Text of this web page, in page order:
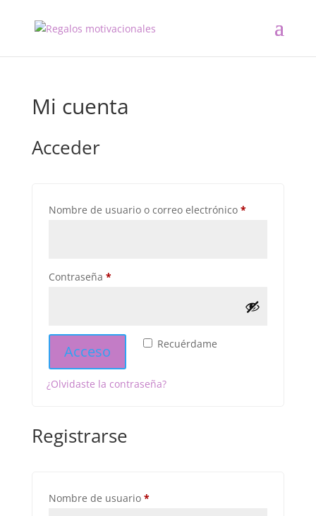
Mi cuenta
Acceder
Nombre de usuario o correo electrónico *Obligatorio
Contraseña *Obligatorio
Recuérdame
Acceso
¿Olvidaste la contraseña?
Registrarse
Nombre de usuario *Obligatorio